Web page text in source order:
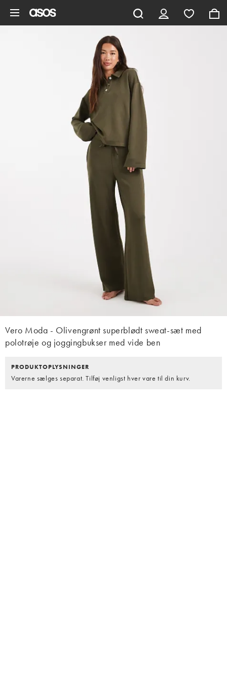
Vero Moda - Olivengrønt superblødt sweat-sæt med
polotrøje og joggingbukser med vide ben
PRODUKTOPLYSNINGER
Varerne sælges separat. Tilføj venligst hver vare til din kurv.